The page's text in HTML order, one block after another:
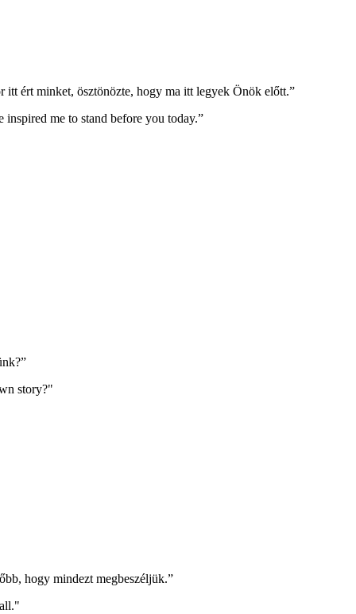
itt ért minket, ösztönözte, hogy ma itt legyek Önök előtt.”
me to stand before you today.”
story?"
hogy mindezt megbeszéljük.”